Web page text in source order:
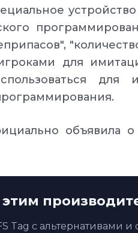
для
для
объявила
Tag с альтернативами